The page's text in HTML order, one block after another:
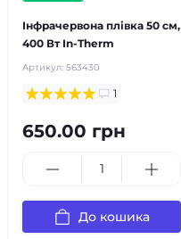
Інфрачервона плівка 50 см,
400 Вт In-Therm
Артикул: 563430
1
650.00 грн
До кошика